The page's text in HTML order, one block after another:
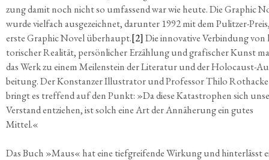
zung damit noch nicht so umfas­send war wie heu­te. Die Gra­phic
wur­de viel­fach aus­ge­zeich­net, dar­un­ter 1992 mit dem Pulit­zer-
ers­te Gra­phic Novel über­haupt.[2] Die inno­va­ti­ve Ver­bin­dung von
to­ri­scher Rea­li­tät, per­sön­li­cher Erzäh­lung und gra­fi­scher Kunst
das Werk zu einem Mei­len­stein der Lite­ra­tur und der Holo­caust-
bei­tung. Der Kon­stan­zer Illus­tra­tor und Pro­fes­sor Thi­lo
bringt es tref­fend auf den Punkt: »Da die­se Kata­stro­phen sich
Ver­stand ent­zie­hen, ist solch eine Art der Annä­he­rung ein gutes
Mittel.«
Das Buch »Maus« hat eine tief­grei­fen­de Wir­kung und hin­ter­lässt